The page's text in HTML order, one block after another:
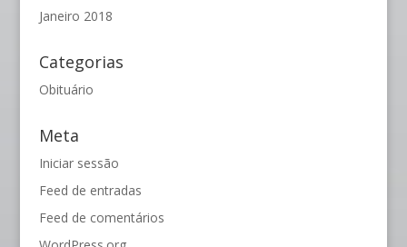
Janeiro 2018
Categorias
Obituário
Meta
Iniciar sessão
Feed de entradas
Feed de comentários